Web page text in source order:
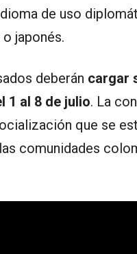
de uso
japonés.
deberán cargar
1 al 8 de julio. La
que se
comunidades